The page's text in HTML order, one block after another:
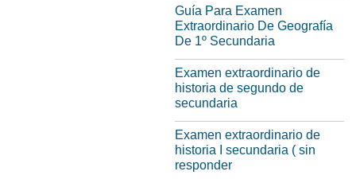
Guía Para Examen
Extraordinario De Geografía
De 1º Secundaria
Examen extraordinario de
historia de segundo de
secundaria
Examen extraordinario de
historia I secundaria ( sin
responder